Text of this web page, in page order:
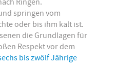
springen vom
oder bis ihm kalt ist.
die Grundlagen für
Respekt vor dem
bis zwölf Jährige